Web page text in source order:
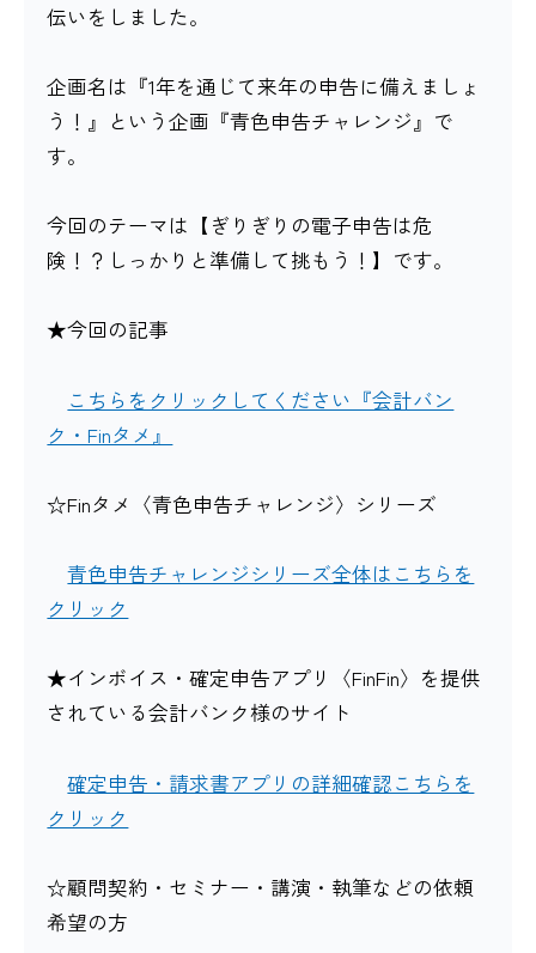
伝いをしました。
企画名は『1年を通じて来年の申告に備えましょ
う！』という企画『青色申告チャレンジ』で
す。
今回のテーマは【ぎりぎりの電子申告は危
険！？しっかりと準備して挑もう！】です。
★今回の記事
こちらをクリックしてください『会計バン
ク・Finタメ』
☆Finタメ〈青色申告チャレンジ〉シリーズ
青色申告チャレンジシリーズ全体はこちらを
クリック
★インボイス・確定申告アプリ〈FinFin〉を提供
されている会計バンク様のサイト
確定申告・請求書アプリの詳細確認こちらを
クリック
☆顧問契約・セミナー・講演・執筆などの依頼
希望の方